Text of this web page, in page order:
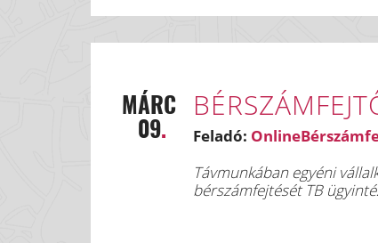
MÁRC
09. Feladó:
Távmunkában egyéni vállalkozóként
bérszámfejtését TB